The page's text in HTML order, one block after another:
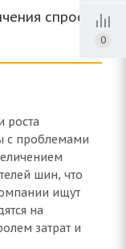
спроса
роста
с проблемами
шин, что
ищут
на
затрат и
0